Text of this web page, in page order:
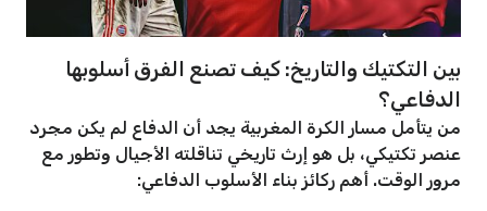
بين التكتيك والتاريخ: كيف تصنع الفرق أسلوبها
الدفاعي؟
من يتأمل مسار الكرة المغربية يجد أن الدفاع لم يكن مجرد
عنصر تكتيكي، بل هو إرث تاريخي تناقلته الأجيال وتطور مع
مرور الوقت. أهم ركائز بناء الأسلوب الدفاعي: